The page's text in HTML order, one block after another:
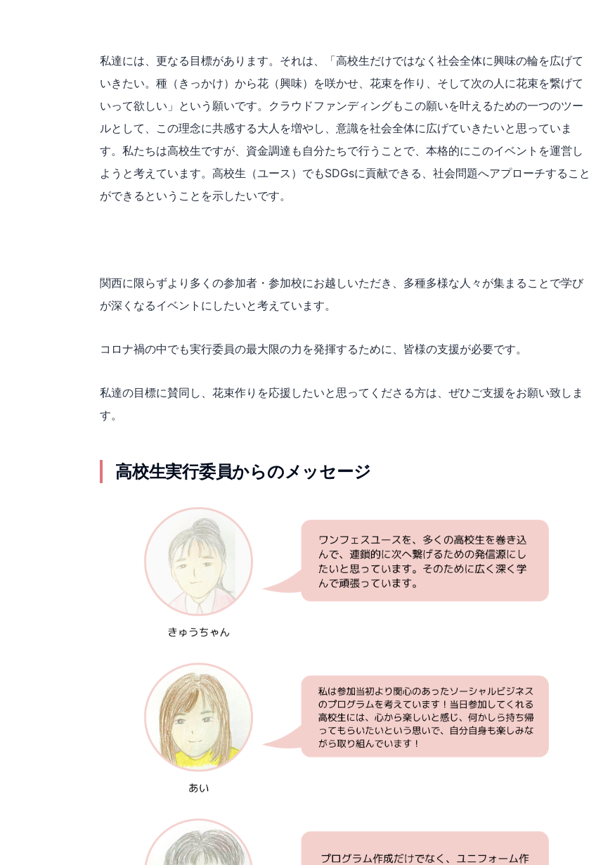
私達には、更なる目標があります。それは、「高校生だけではなく社会全体に興味の輪を広げて
いきたい。種（きっかけ）から花（興味）を咲かせ、花束を作り、そして次の人に花束を繋げて
いって欲しい」という願いです。クラウドファンディングもこの願いを叶えるための一つのツー
ルとして、この理念に共感する大人を増やし、意識を社会全体に広げていきたいと思っていま
す。私たちは高校生ですが、資金調達も自分たちで行うことで、本格的にこのイベントを運営し
ようと考えています。高校生（ユース）でもSDGsに貢献できる、社会問題へアプローチすること
ができるということを示したいです。
関西に限らずより多くの参加者・参加校にお越しいただき、多種多様な人々が集まることで学び
が深くなるイベントにしたいと考えています。
コロナ禍の中でも実行委員の最大限の力を発揮するために、皆様の支援が必要です。
私達の目標に賛同し、花束作りを応援したいと思ってくださる方は、ぜひご支援をお願い致しま
す。
高校生実行委員からのメッセージ